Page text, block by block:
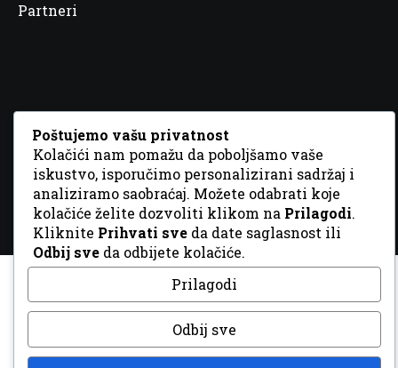
Partneri
Poštujemo vašu privatnost
Kolačići nam pomažu da poboljšamo vaše
iskustvo, isporučimo personalizirani sadržaj i
analiziramo saobraćaj. Možete odabrati koje
kolačiće želite dozvoliti klikom na Prilagodi.
Kliknite Prihvati sve da date saglasnost ili
Odbij sve da odbijete kolačiće.
Prilagodi
Odbij sve